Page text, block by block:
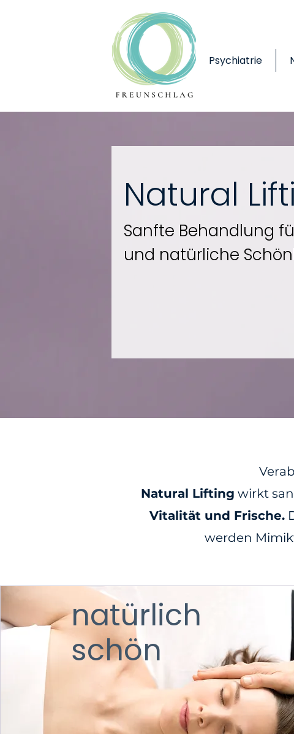
Psychiatrie
Natural
Sanfte Behandlung
und natürliche
Natural Lifting wirkt
Vitalität und Frische.
werden
natürlich
schön